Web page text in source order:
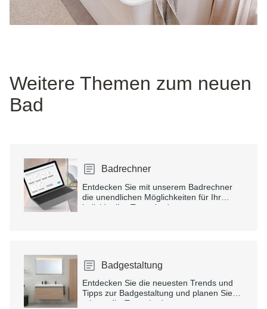
Weitere Themen zum neuen
Bad
Badrechner
Entdecken Sie mit unserem Badrechner
die unendlichen Möglichkeiten für Ihr
individuelles Traumbad.
Badgestaltung
Entdecken Sie die neuesten Trends und
Tipps zur Badgestaltung und planen Sie
mit uns Ihr Traumbad.